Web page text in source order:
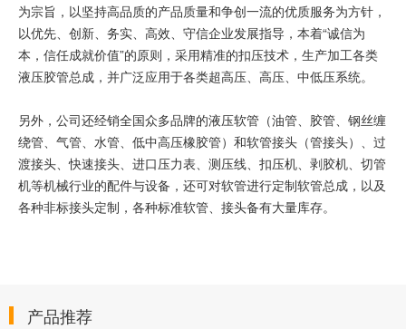
为宗旨，以坚持高品质的产品质量和争创一流的优质服务为方针，
以优先、创新、务实、高效、守信企业发展指导，本着“诚信为
本，信任成就价值”的原则，采用精准的扣压技术，生产加工各类
液压胶管总成，并广泛应用于各类超高压、高压、中低压系统。
另外，公司还经销全国众多品牌的液压软管（油管、胶管、钢丝缠
绕管、气管、水管、低中高压橡胶管）和软管接头（管接头）、过
渡接头、快速接头、进口压力表、测压线、扣压机、剥胶机、切管
机等机械行业的配件与设备，还可对软管进行定制软管总成，以及
各种非标接头定制，各种标准软管、接头备有大量库存。
产品推荐